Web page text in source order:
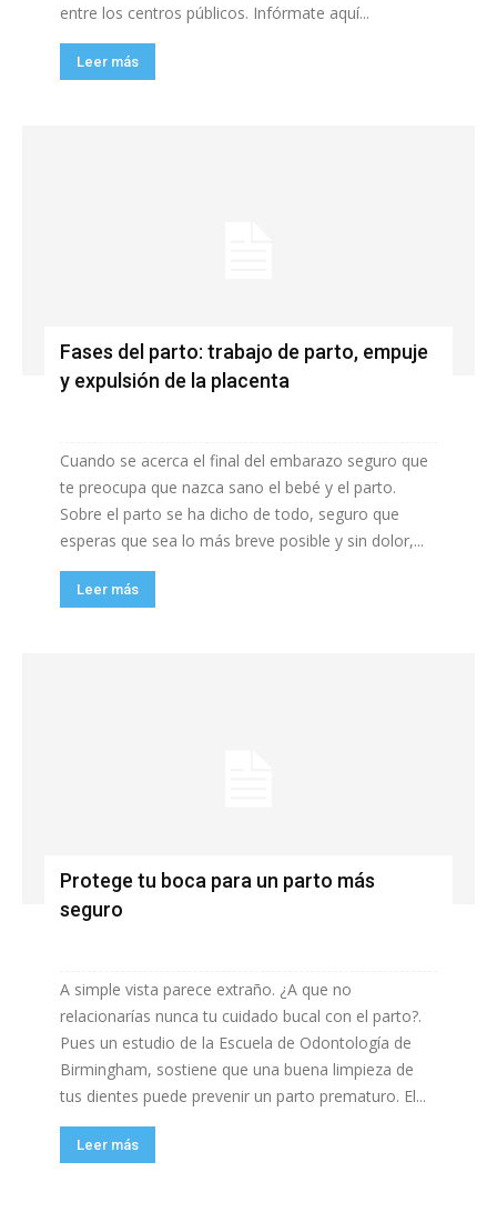
entre los centros públicos. Infórmate aquí...
Leer más
Fases del parto: trabajo de parto, empuje
y expulsión de la placenta
Cuando se acerca el final del embarazo seguro que
te preocupa que nazca sano el bebé y el parto.
Sobre el parto se ha dicho de todo, seguro que
esperas que sea lo más breve posible y sin dolor,...
Leer más
Protege tu boca para un parto más
seguro
A simple vista parece extraño. ¿A que no
relacionarías nunca tu cuidado bucal con el parto?.
Pues un estudio de la Escuela de Odontología de
Birmingham, sostiene que una buena limpieza de
tus dientes puede prevenir un parto prematuro. El...
Leer más